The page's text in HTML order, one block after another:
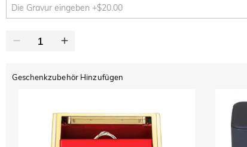
Geschenkzubehör Hinzufügen